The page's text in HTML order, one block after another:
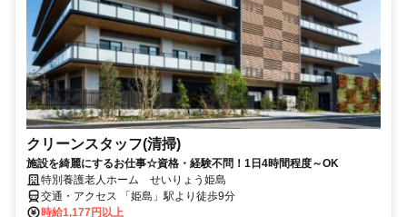
クリーンスタッフ(清掃)
施設を綺麗にするお仕事☆資格・経験不問！1日4時間程度～OK
特別養護老人ホーム せいりょう姫島
交通・アクセス 「姫島」駅より徒歩9分
時給1,177円以上